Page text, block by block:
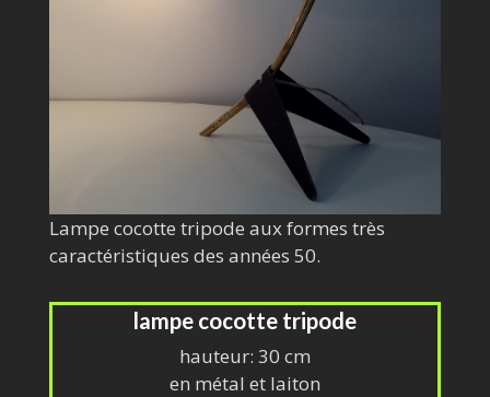
Lampe cocotte tripode aux formes très
caractéristiques des années 50.
lampe cocotte tripode
hauteur: 30 cm
en métal et laiton